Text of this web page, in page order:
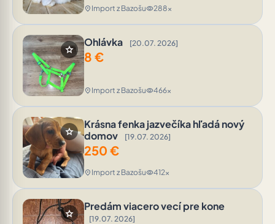
location_on Import z Bazošuvisibility288x
star
Ohlávka [20.07. 2026]
8 €
location_on Import z Bazošuvisibility466x
star
Krásna fenka jazvečíka hľadá nový
domov
[19.07. 2026]
250 €
location_on Import z Bazošuvisibility412x
star
Predám viacero vecí pre kone
[19.07. 2026]